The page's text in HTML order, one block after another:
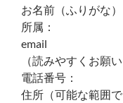
お名前（ふりがな）
所属：
email
（読みやすくお願
電話番号：
住所（可能な範囲で